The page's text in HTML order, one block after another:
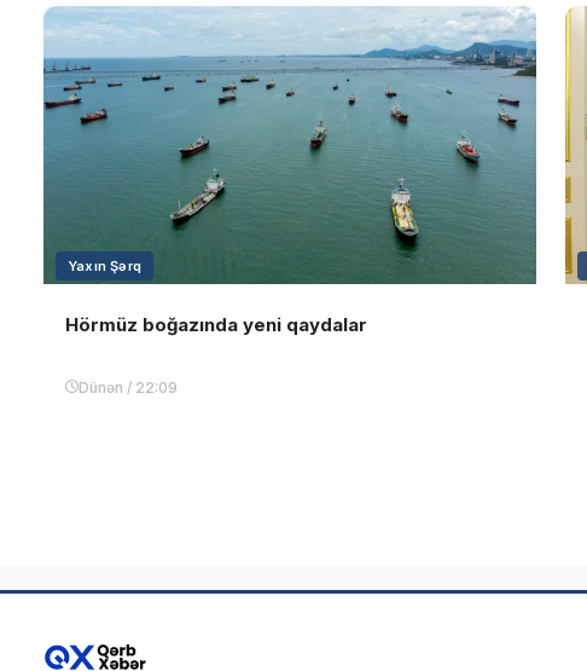
Yaxın Şərq
Hörmüz boğazında yeni qaydalar
Dünən / 22:09